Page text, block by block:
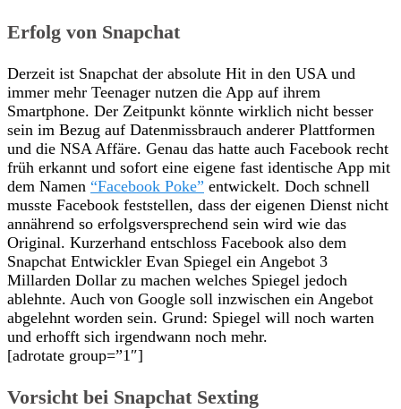
Erfolg von Snapchat
Derzeit ist Snapchat der absolute Hit in den USA und
immer mehr Teenager nutzen die App auf ihrem
Smartphone. Der Zeitpunkt könnte wirklich nicht besser
sein im Bezug auf Datenmissbrauch anderer Plattformen
und die NSA Affäre. Genau das hatte auch Facebook recht
früh erkannt und sofort eine eigene fast identische App mit
dem Namen “Facebook Poke” entwickelt. Doch schnell
musste Facebook feststellen, dass der eigenen Dienst nicht
annährend so erfolgsversprechend sein wird wie das
Original. Kurzerhand entschloss Facebook also dem
Snapchat Entwickler Evan Spiegel ein Angebot 3
Millarden Dollar zu machen welches Spiegel jedoch
ablehnte. Auch von Google soll inzwischen ein Angebot
abgelehnt worden sein. Grund: Spiegel will noch warten
und erhofft sich irgendwann noch mehr.
[adrotate group=”1″]
Vorsicht bei Snapchat Sexting